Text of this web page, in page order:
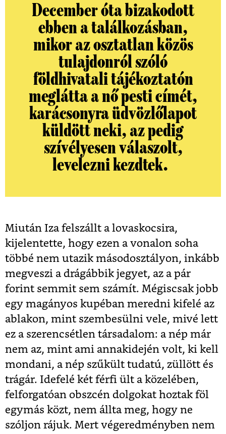
December óta bizakodott
ebben a találkozásban,
mikor az osztatlan közös
tulajdonról szóló
földhivatali tájékoztatón
meglátta a nő pesti címét,
karácsonyra üdvözlőlapot
küldött neki, az pedig
szívélyesen válaszolt,
levelezni kezdtek.
Miután Iza felszállt a lovaskocsira,
kijelentette, hogy ezen a vonalon soha
többé nem utazik másodosztályon, inkább
megveszi a drágábbik jegyet, az a pár
forint semmit sem számít. Mégiscsak jobb
egy magányos kupéban meredni kifelé az
ablakon, mint szembesülni vele, mivé lett
ez a szerencsétlen társadalom: a nép már
nem az, mint ami annakidején volt, ki kell
mondani, a nép szűkült tudatú, züllött és
trágár. Idefelé két férfi ült a közelében,
felforgatóan obszcén dolgokat hoztak föl
egymás közt, nem állta meg, hogy ne
szóljon rájuk. Mert végeredményben nem